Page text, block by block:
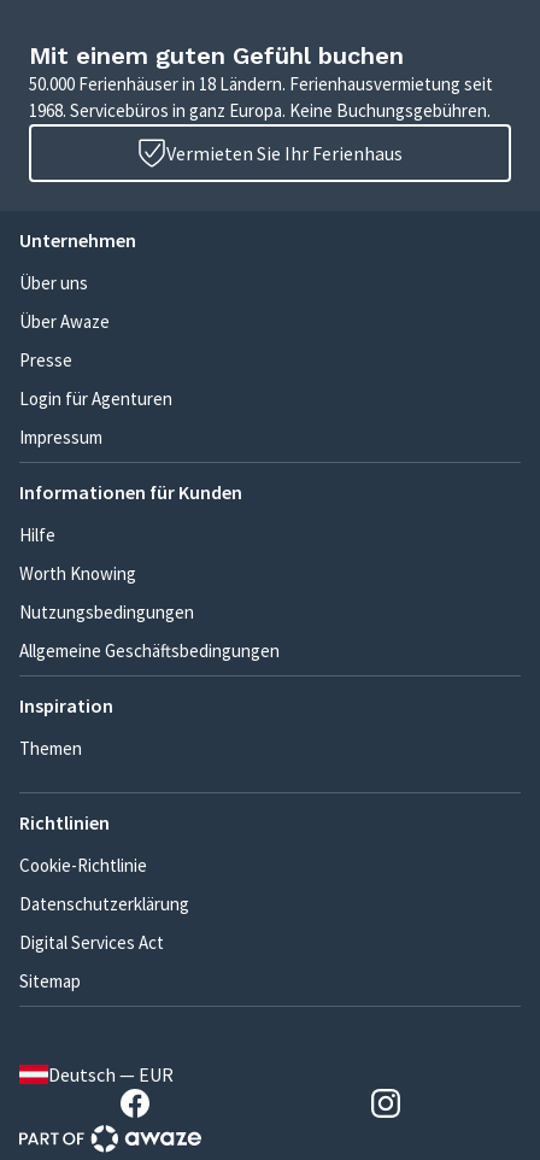
Mit einem guten Gefühl buchen
50.000 Ferienhäuser in 18 Ländern. Ferienhausvermietung seit
1968. Servicebüros in ganz Europa. Keine Buchungsgebühren.
Vermieten Sie Ihr Ferienhaus
Unternehmen
Über uns
Über Awaze
Presse
Login für Agenturen
Impressum
Informationen für Kunden
Hilfe
Worth Knowing
Nutzungsbedingungen
Allgemeine Geschäftsbedingungen
Inspiration
Themen
Richtlinien
Cookie-Richtlinie
Datenschutzerklärung
Digital Services Act
Sitemap
Deutsch — EUR